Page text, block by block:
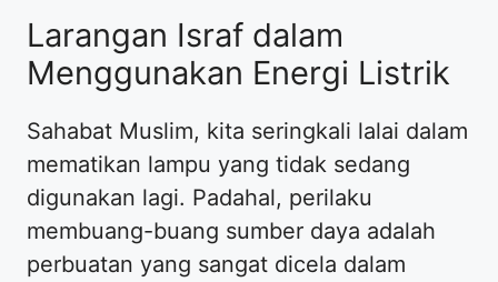
Larangan Israf dalam
Menggunakan Energi Listrik
Sahabat Muslim, kita seringkali lalai dalam
mematikan lampu yang tidak sedang
digunakan lagi. Padahal, perilaku
membuang-buang sumber daya adalah
perbuatan yang sangat dicela dalam